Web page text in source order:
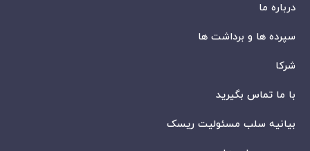
درباره ما
سپرده ها و برداشت ها
شرکا
با ما تماس بگیرید
بیانیه سلب مسئولیت ریسک